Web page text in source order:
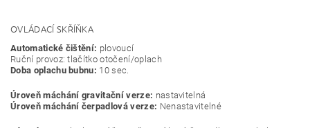
OVLÁDACÍ SKŘÍŇKA
Automatické čištění: plovoucí
Ruční provoz: tlačítko otočení/oplach
Doba oplachu bubnu: 10 sec.
Úroveň máchání gravitační verze: nastavitelná
Úroveň máchání čerpadlová verze: Nenastavitelné